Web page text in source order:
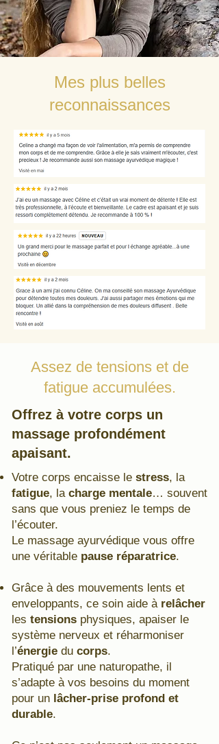
Mes plus belles
reconnaissances
Assez de tensions et de
fatigue accumulées.
Offrez à votre corps un
massage profondément
apaisant.
Votre corps encaisse le stress, la
fatigue, la charge mentale… souvent
sans que vous preniez le temps de
l’écouter.
Le massage ayurvédique vous offre
une véritable pause réparatrice.
Grâce à des mouvements lents et
enveloppants, ce soin aide à relâcher
les tensions physiques, apaiser le
système nerveux et réharmoniser
l’énergie du corps.
Pratiqué par une naturopathe, il
s’adapte à vos besoins du moment
pour un lâcher-prise profond et
durable.